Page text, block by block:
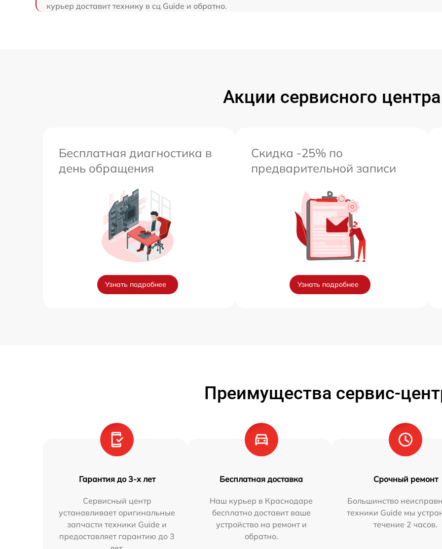
курьер доставит технику в сц Guide и обратно.
Акции сервисного центра
Бесплатная диагностика в
день обращения
Узнать подробнее
Скидка -25% по
предварительной записи
Узнать подробнее
Преимущества сервис-
Гарантия до 3-х лет
Сервисный центр
устанавливает оригинальные
запчасти техники Guide и
предоставляет гарантию до 3
Бесплатная доставка
Наш курьер в Краснодаре
бесплатно доставит ваше
устройство на ремонт и
обратно.
Срочный ремонт
Большинство
техники Guide мы
течение 2 часов.